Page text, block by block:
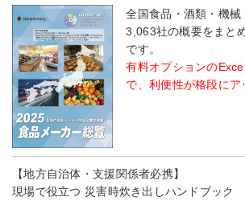
全国食品・酒類・機械
3,063社の概要をまと
です。
有料オプションの
で、利便性が格段にア
【地方自治体・支援関係者必携】
現場で役立つ 災害時炊き出しハンドブック